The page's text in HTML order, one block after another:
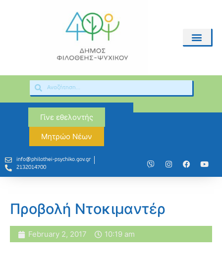
Γίνε εθελοντής
Μητρώο Νέων
info@philothei-psychiko.gov.gr
2132014700
Προβολή Ντοκιμαντέρ
February 2, 2017 10:19 am